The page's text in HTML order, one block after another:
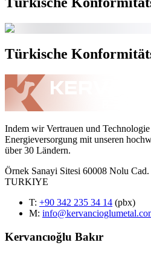
Türkische
Indem wir Vertrauen und
Energieversorgung mit unseren
über 30 Ländern.
Örnek Sanayi Sitesi 60008 Nolu
TURKIYE
T: +90 342 235 34 14 (pbx)
M:
Kervancıoğlu Bakır